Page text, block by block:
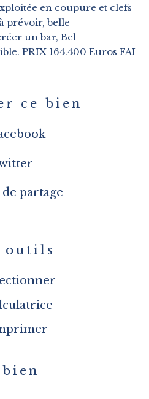
en coupure et clefs
prévoir, belle
un bar, Bel
PRIX 164.400 Euros FAI
ce bien
partage
outils